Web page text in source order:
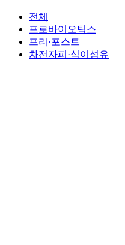
전체
프로바이오틱스
프리·포스트
차전자피·식이섬유